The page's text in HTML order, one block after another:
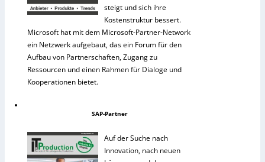
steigt und sich ihre
Kostenstruktur bessert.
Microsoft hat mit dem Microsoft-Partner-Network
ein Netzwerk aufgebaut, das ein Forum für den
Aufbau von Partnerschaften, Zugang zu
Ressourcen und einen Rahmen für Dialoge und
Kooperationen bietet.
SAP-Partner
Auf der Suche nach
Innovation, nach neuen